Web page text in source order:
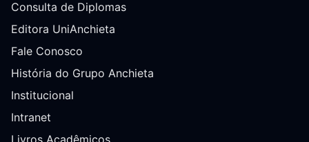
Consulta de Diplomas
Editora UniAnchieta
Fale Conosco
História do Grupo Anchieta
Institucional
Intranet
Livros Acadêmicos